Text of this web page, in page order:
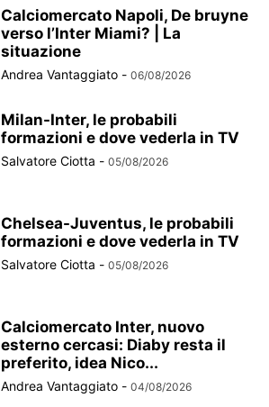
Calciomercato Napoli, De bruyne
verso l’Inter Miami? | La
situazione
Andrea Vantaggiato - 06/08/2026
Milan-Inter, le probabili
formazioni e dove vederla in TV
Salvatore Ciotta - 05/08/2026
Chelsea-Juventus, le probabili
formazioni e dove vederla in TV
Salvatore Ciotta - 05/08/2026
Calciomercato Inter, nuovo
esterno cercasi: Diaby resta il
preferito, idea Nico...
Andrea Vantaggiato - 04/08/2026